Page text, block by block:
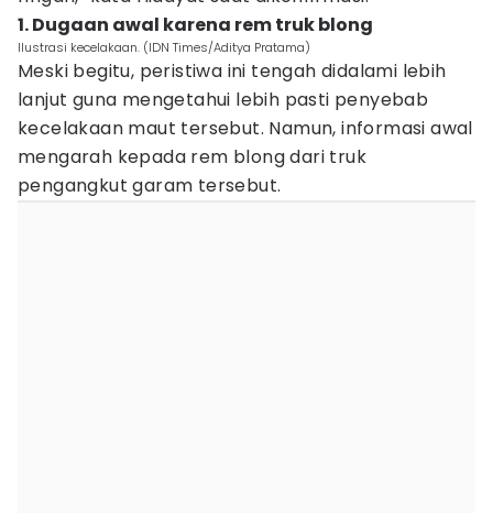
1. Dugaan awal karena rem truk blong
Ilustrasi kecelakaan. (IDN Times/Aditya Pratama)
Meski begitu, peristiwa ini tengah didalami lebih
lanjut guna mengetahui lebih pasti penyebab
kecelakaan maut tersebut. Namun, informasi awal
mengarah kepada rem blong dari truk
pengangkut garam tersebut.